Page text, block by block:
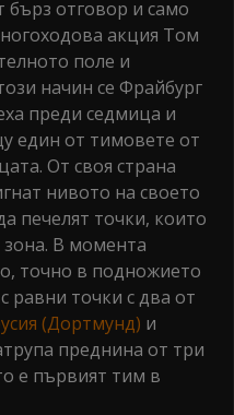
бърз отговор и само
акция Том
поле и
начин се Фрайбург
преди седмица и
един от тимовете от
От своя страна
нивото на своето
печелят точки, които
зона. В момента
точно в подножието
равни точки с два от
(Дортмунд) и
преднина от три
е първият тим в